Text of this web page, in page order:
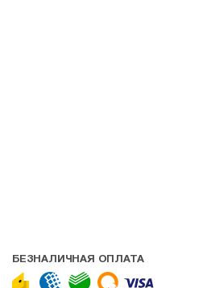
БЕЗНАЛИЧНАЯ ОПЛАТА